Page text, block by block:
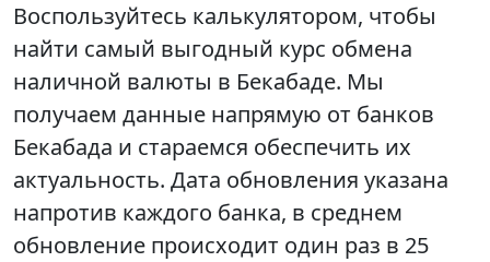
Воспользуйтесь калькулятором, чтобы
найти самый выгодный курс обмена
наличной валюты в Бекабаде. Мы
получаем данные напрямую от банков
Бекабада и стараемся обеспечить их
актуальность. Дата обновления указана
напротив каждого банка, в среднем
обновление происходит один раз в 25